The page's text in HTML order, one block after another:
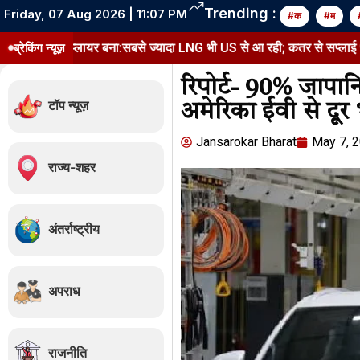
Friday, 07 Aug 2026 | 11:07 PM Trending : #क #म
ब्रेकिंग न्यूज़
बना:सबसे ज्यादा LNG भी US से आ रही; कतर से सप्लाई 91% घटी
टॉप न्यूज़
राज्य-शहर
अंतर्राष्ट्रीय
अपराध
राजनीति
रिपोर्ट- 90%
अमेरिका ईवी से
Jansarokar Bharat May 7,